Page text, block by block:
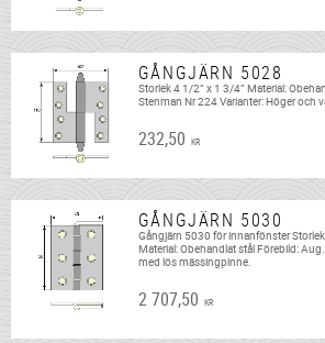
GÅNGJÄRN 5028
Storlek 4 1/2” x 1 3/4” Material:
Stenman Nr 224 Varianter: Höger och
232,50 KR
GÅNGJÄRN 5030
Gångjärn 5030 för innanfönster
Material: Obehandlat stål Förebild:
med lös mässingpinne.
2 707,50 KR